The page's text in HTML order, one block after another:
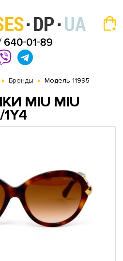
Бренды Модель 11995
MIU MIU